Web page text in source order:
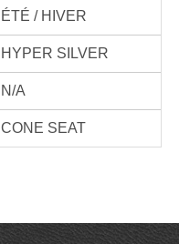
ÉTÉ / HIVER
HYPER SILVER
N/A
CONE SEAT